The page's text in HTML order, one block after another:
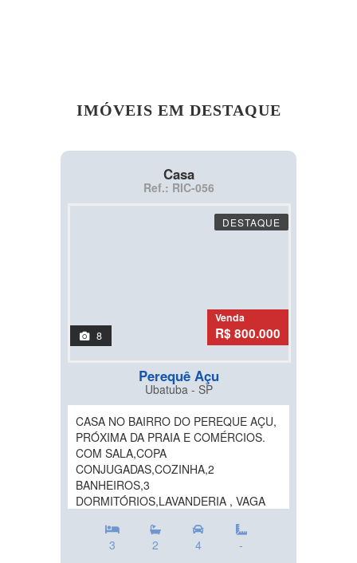
IMÓVEIS EM DESTAQUE
Casa
Ref.: RIC-056
DESTAQUE
8
Venda
R$ 800.000
Perequê Açu
Ubatuba - SP
CASA NO BAIRRO DO PEREQUE AÇU,
PRÓXIMA DA PRAIA E COMÉRCIOS.
COM SALA,COPA
CONJUGADAS,COZINHA,2
BANHEIROS,3
DORMITÓRIOS,LAVANDERIA , VAGA
3
2 4 -